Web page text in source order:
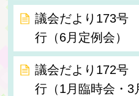
議会だより173号
行（6月定例会）
議会だより172号
行（1月臨時会・3